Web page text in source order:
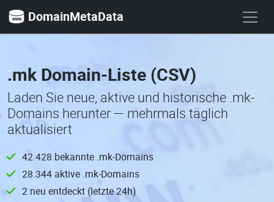
DomainMetaData
.mk Domain-Liste (CSV)
Laden Sie neue, aktive und historische .mk-
Domains herunter — mehrmals täglich
aktualisiert
42.428 bekannte .mk-Domains
28.344 aktive .mk-Domains
2 neu entdeckt (letzte 24h)